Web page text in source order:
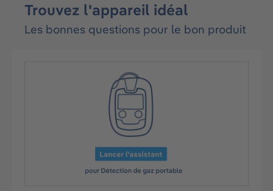
Trouvez l'appareil idéal
Les bonnes questions pour le bon produit